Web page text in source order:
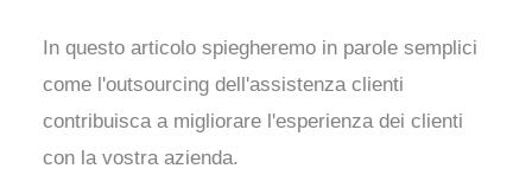
In questo articolo spiegheremo in parole semplici
come l'outsourcing dell'assistenza clienti
contribuisca a migliorare l'esperienza dei clienti
con la vostra azienda.